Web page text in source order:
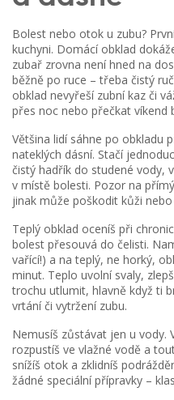
Bolest nebo otok u zubu?
kuchyni. Domácí obklad
zubař zrovna není hned na
běžně po ruce – třeba čistý
obklad nevyřeší zubní kaz či
přes noc nebo přečkat víkend
Většina lidí sáhne po obkladu
nateklých dásní. Stačí
čistý hadřík do studené vody,
v místě bolesti. Pozor na
jinak může poškodit kůži
Teplý obklad oceníš při
bolest přesouvá do čelisti.
vařící!) a na teplý, ne horký,
minut. Teplo uvolní svaly,
trochu utlumit, hlavně když ti
vrtání či vytržení zubu.
Nemusíš zůstávat jen u vody.
rozpustíš ve vlažné vodě a
snížíš otok a zklidníš
žádné speciální přípravky –